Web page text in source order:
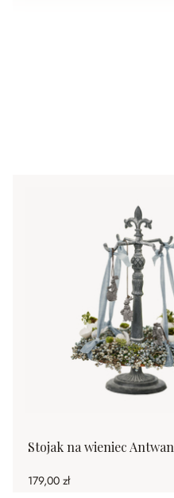
Stojak na wieniec Antwan
179,00 zł